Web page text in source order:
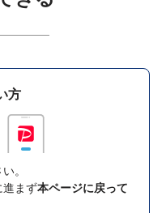
方
。
進まず本ページに戻って